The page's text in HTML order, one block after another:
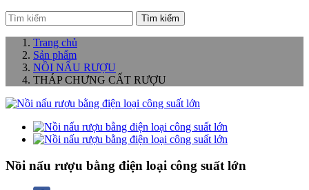
Tìm kiếm
Trang chủ
Sản phẩm
NỒI NẤU RƯỢU
THÁP CHƯNG CẤT RƯỢU
Nồi nấu rượu bằng điện loại công suất lớn